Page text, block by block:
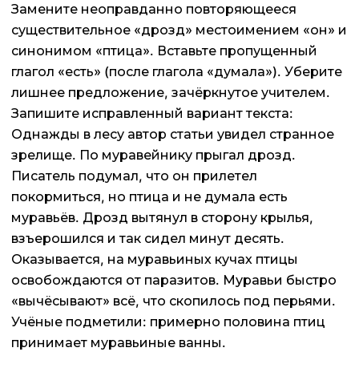
Замените неоправданно повторяющееся
существительное «дрозд» местоимением «он» и
синонимом «птица». Вставьте пропущенный
глагол «есть» (после глагола «думала»). Уберите
лишнее предложение, зачёркнутое учителем.
Запишите исправленный вариант текста:
Однажды в лесу автор статьи увидел странное
зрелище. По муравейнику прыгал дрозд.
Писатель подумал, что он прилетел
покормиться, но птица и не думала есть
муравьёв. Дрозд вытянул в сторону крылья,
взъерошился и так сидел минут десять.
Оказывается, на муравьиных кучах птицы
освобождаются от паразитов. Муравьи быстро
«вычёсывают» всё, что скопилось под перьями.
Учёные подметили: примерно половина птиц
принимает муравьиные ванны.